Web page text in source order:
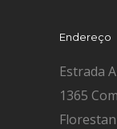
Endereço
Estrada
1365